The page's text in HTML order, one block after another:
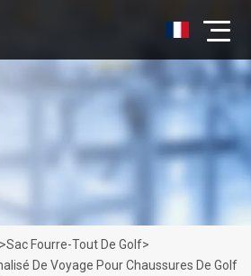
>Sac Fourre-Tout De Golf>
De Voyage Pour Chaussures De Golf